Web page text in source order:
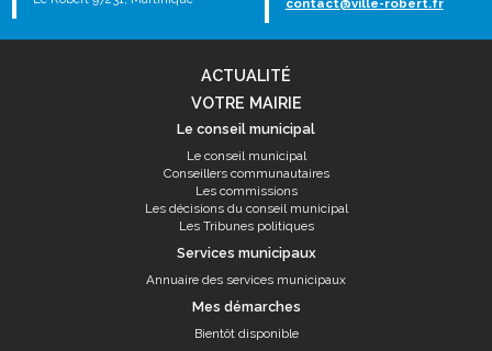
contact@ville-robert.fr
ACTUALITÉ
VOTRE MAIRIE
Le conseil municipal
Le conseil municipal
Conseillers communautaires
Les commissions
Les décisions du conseil municipal
Les Tribunes politiques
Services municipaux
Annuaire des services municipaux
Mes démarches
Bientôt disponible